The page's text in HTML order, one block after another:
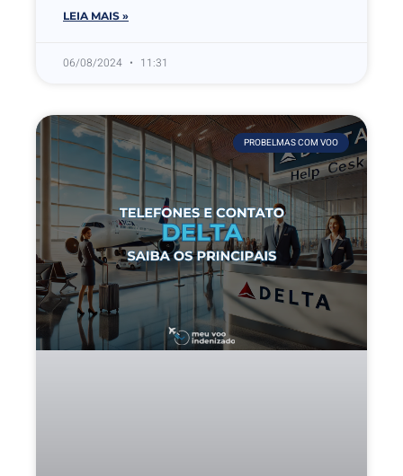
LEIA MAIS »
06/08/2024 11:31
PROBELMAS COM VOO